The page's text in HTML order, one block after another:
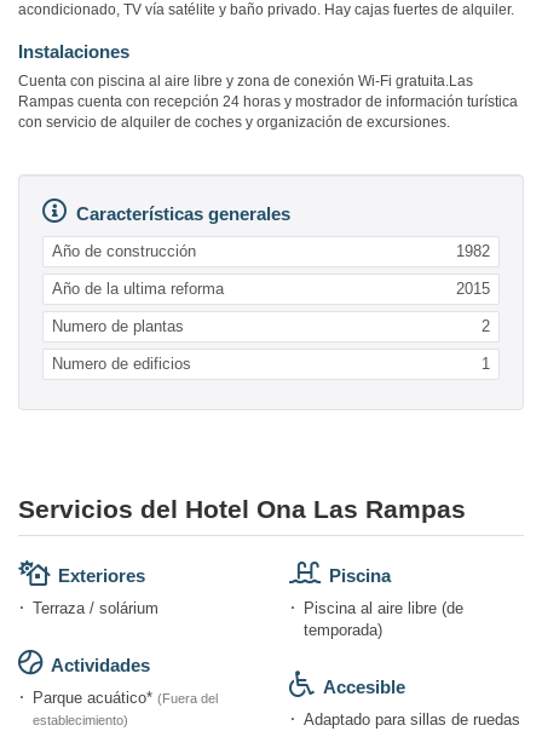
acondicionado, TV vía satélite y baño privado. Hay cajas fuertes de alquiler.
Instalaciones
Cuenta con piscina al aire libre y zona de conexión Wi-Fi gratuita.Las
Rampas cuenta con recepción 24 horas y mostrador de información turística
con servicio de alquiler de coches y organización de excursiones.
Características generales
Año de construcción 1982
Año de la ultima reforma 2015
Numero de plantas 2
Numero de edificios 1
Servicios del Hotel Ona Las Rampas
Exteriores
Terraza / solárium
Actividades
Parque acuático* (Fuera del
establecimiento)
Piscina
Piscina al aire libre (de
temporada)
Accesible
Adaptado para sillas de ruedas